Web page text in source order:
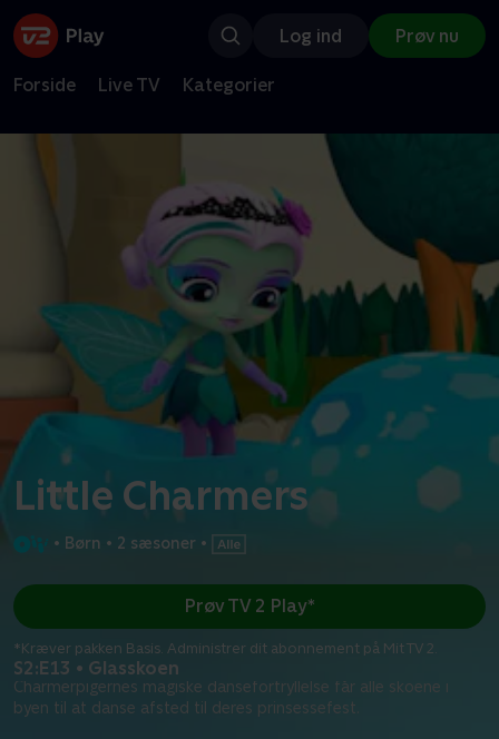
Log ind Prøv nu
Forside Live TV Kategorier
Little Charmers
• Børn • 2 sæsoner •
S2:E13 • Glasskoen
Charmerpigernes magiske dansefortryllelse får alle skoene i
byen til at danse afsted til deres prinsessefest.
Prøv TV 2 Play*
*Kræver pakken Basis. Administrer dit abonnement på Mit TV 2.